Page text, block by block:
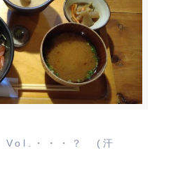
Vol.・・・？ (汗